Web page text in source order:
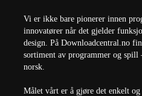
Vi er ikke bare pionerer innen
innovatører når det gjelder
design. På Downloadcentral.no
sortiment av programmer og spill
norsk.
Målet vårt er å gjøre det enkelt